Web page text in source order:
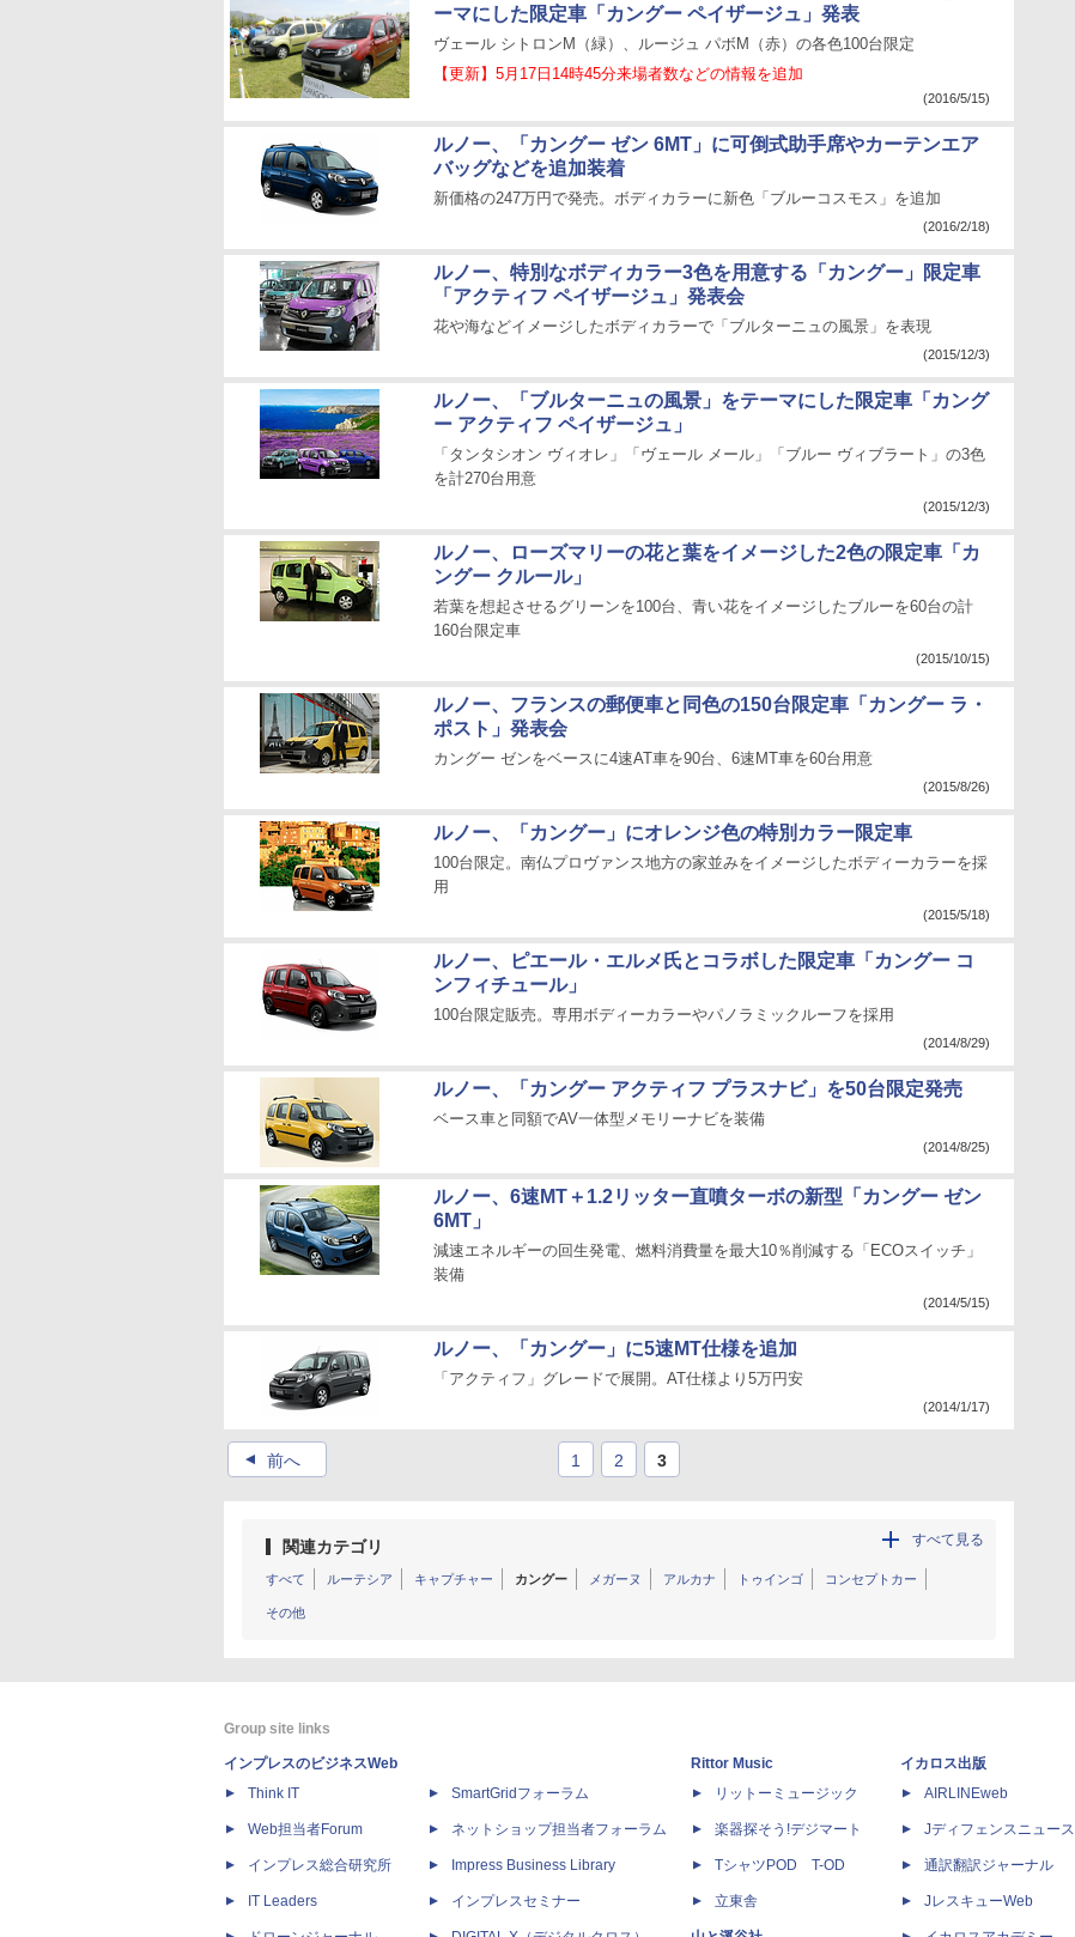
ーマにした限定車「カングー ペイザージュ」発表
ヴェール シトロンM（緑）、ルージュ パボM（赤）の各色100台限定
【更新】5月17日14時45分来場者数などの情報を追加
(2016/5/15)
ルノー、「カングー ゼン 6MT」に可倒式助手席やカーテンエア
バッグなどを追加装着
新価格の247万円で発売。ボディカラーに新色「ブルーコスモス」を追加
(2016/2/18)
ルノー、特別なボディカラー3色を用意する「カングー」限定車
「アクティフ ペイザージュ」発表会
花や海などイメージしたボディカラーで「ブルターニュの風景」を表現
(2015/12/3)
ルノー、「ブルターニュの風景」をテーマにした限定車「カング
ー アクティフ ペイザージュ」
「タンタシオン ヴィオレ」「ヴェール メール」「ブルー ヴィブラート」の3色
を計270台用意
(2015/12/3)
ルノー、ローズマリーの花と葉をイメージした2色の限定車「カ
ングー クルール」
若葉を想起させるグリーンを100台、青い花をイメージしたブルーを60台の計
160台限定車
(2015/10/15)
ルノー、フランスの郵便車と同色の150台限定車「カングー ラ・
ポスト」発表会
カングー ゼンをベースに4速AT車を90台、6速MT車を60台用意
(2015/8/26)
ルノー、「カングー」にオレンジ色の特別カラー限定車
100台限定。南仏プロヴァンス地方の家並みをイメージしたボディーカラーを採
用
(2015/5/18)
ルノー、ピエール・エルメ氏とコラボした限定車「カングー コ
ンフィチュール」
100台限定販売。専用ボディーカラーやパノラミックルーフを採用
(2014/8/29)
ルノー、「カングー アクティフ プラスナビ」を50台限定発売
ベース車と同額でAV一体型メモリーナビを装備
(2014/8/25)
ルノー、6速MT＋1.2リッター直噴ターボの新型「カングー ゼン
6MT」
減速エネルギーの回生発電、燃料消費量を最大10％削減する「ECOスイッチ」
装備
(2014/5/15)
ルノー、「カングー」に5速MT仕様を追加
「アクティフ」グレードで展開。AT仕様より5万円安
(2014/1/17)
▲ 前へ 1 2 3
関連カテゴリ すべて見る
すべて ルーテシア キャプチャー カングー メガーヌ アルカナ トゥインゴ コンセプトカー
その他
Group site links
インプレスのビジネスWeb
Think IT
Web担当者Forum
インプレス総合研究所
IT Leaders
SmartGridフォーラム
ネットショップ担当者フォーラム
Impress Business Library
インプレスセミナー
Rittor Music
リットーミュージック
楽器探そう!デジマート
TシャツPOD T-OD
立東舎
イカロス出版
AIRLINEweb
Jディフェンスニュース
通訳翻訳ジャーナル
JレスキューWeb